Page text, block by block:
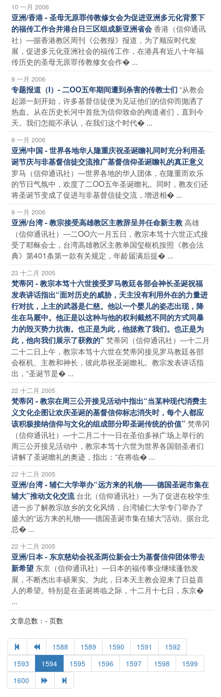
10 一月 2006
亚洲/香港 - 圣母无原罪传教修女会为促进亚洲多元化背景下
的福传工作合并港台日三区组成新亚洲省会香港（信仰通讯
社）―据香港教区周刊《公教报》报道，为了顺应时代发
展，促进多元化亚洲社会的福传工作，在港具有近八十年福
传历史的圣母无原罪传教修女会作� ...
9 一月 2006
专题报道（I）- 二OO五年期间遭到杀害的传教士们 “从教会
起源一刻开始，许多基督信徒便为见证他们的信仰而抛洒了
热血。从在历史长河中首批为信仰致命的殉道者们，直到今
天。我们怎能不承认，在我们这个时代� ...
9 一月 2006
亚洲/中国 - 世界各地华人隆重庆祝圣诞瞻礼同时充分利用圣
诞节庆与非基督信徒交流推广基督信仰圣诞瞻礼的真正意义
罗马（信仰通讯社）―世界各地的华人团体，在隆重而欢乐
的节日气氛中，欢度了二OO五年圣诞瞻礼。同时，教友们还
将圣诞节变成了促进与非基督信徒交流，增进相� ...
9 一月 2006
亚洲/台湾 - 教宗接受高雄教区主教辞呈并任命新主教高雄
（信仰通讯社）―二OO六一月五日，教宗本笃十六世正式接
受了耶稣会士，台湾高雄教区主教单国玺枢机按照《教会法
典》第401条第一款有关规定，年龄届满后提� ...
23 十二月 2005
梵蒂冈 - 教宗本笃十六世接受罗马教廷各部会神长圣诞祝福
发表讲话指出“面对历史的威胁，天主没有利用外在的力量进
行对抗，上主的武器是仁慈。他以一个婴儿的姿态出现，降
生在马厩中。他正是以这种与他的权利截然不同的方式同暴
力的毁灭势力抗衡。也正是为此，他拯救了我们。也正是为
此，他向我们展示了获救的” 梵蒂冈（信仰通讯社）―十二月
二十二日上午，教宗本笃十六世在梵蒂冈接见罗马教廷各部
会枢机、主教和神长，彼此恭祝圣诞瞻礼。教宗发表讲话指
出，“圣诞节是� ...
22 十二月 2005
梵蒂冈 - 教宗在周三公开接见活动中指出“当某种现代消费主
义文化企图让欢庆圣诞的基督信仰标志消失时，每个人都应
该积极接纳信仰与文化的组成部分即圣诞传统的价值” 梵蒂冈
（信仰通讯社）―十二月二十一日在圣伯多禄广场上举行的
周三公开接见活动中，教宗本笃十六世为世界各国朝圣者们
讲解了圣诞瞻礼的奥迹，指出：“在将临� ...
22 十二月 2005
亚洲/台湾 - 辅仁大学举办“远方来的礼物――德国圣诞市集在
辅大”推动文化交流 台北（信仰通讯社）―为了促进在校学生
进一步了解教宗故乡的文化风情，台湾辅仁大学专门举办了
盛大的“远方来的礼物――德国圣诞市集在辅大”活动。据台北
总� ...
22 十二月 2005
亚洲/日本 - 东京慈幼会祝圣两位新会士为基督信仰团体带去
新希望 东京（信仰通讯社）―日本的福传事业继续蓬勃发
展，不断杰出丰硕果实。为此，日本天主教会迎来了日益喜
人的希望。特别是在圣诞将临之际，十二月十七日，东京�
...
文章总数：- 页数
1588 1589 1590 1591
1592
1593
1594 1595 1596 1597 1598
1599
1600